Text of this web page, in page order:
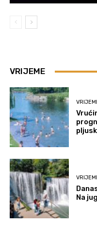
VRIJEME
Na